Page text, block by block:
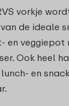
vorkje
de ideale
en veggiepot
Ook heel
en